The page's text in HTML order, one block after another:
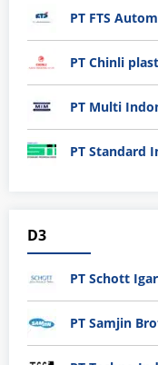
PT FTS
PT Chinli
PT Multi
PT Standard
D3
PT Schott
PT Samjin